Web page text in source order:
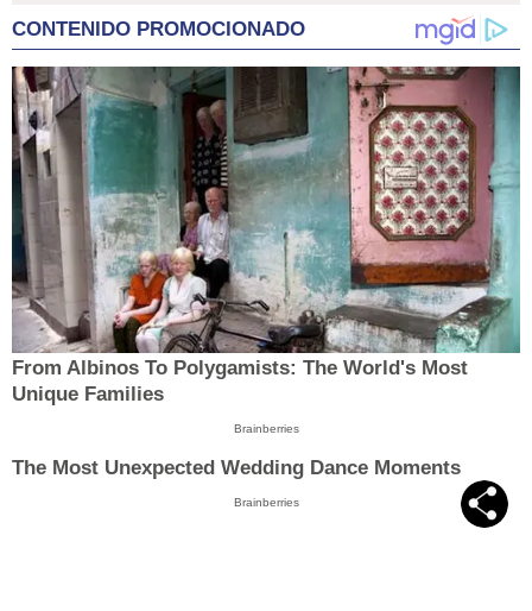
CONTENIDO PROMOCIONADO
From Albinos To Polygamists: The World's Most
Unique Families
Brainberries
The Most Unexpected Wedding Dance Moments
Brainberries